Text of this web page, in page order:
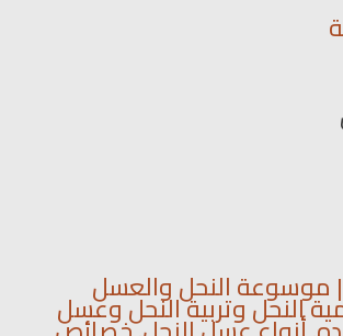
موسوعة النحل والعسل
النحل وتربية النحل وعسل